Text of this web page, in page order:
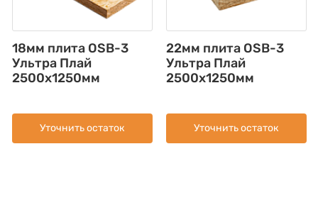
18мм плита OSB-3
Ультра Плай
2500x1250мм
Уточнить остаток
22мм плита OSB-3
Ультра Плай
2500x1250мм
Уточнить остаток